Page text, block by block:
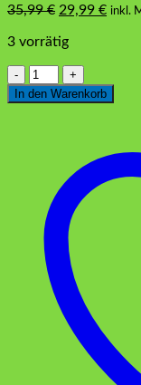
35,99€
war:
29,99 € inkl.
3 vorrätig
Verlobungstablett
Elegance
Gold
Menge
In den Warenkorb